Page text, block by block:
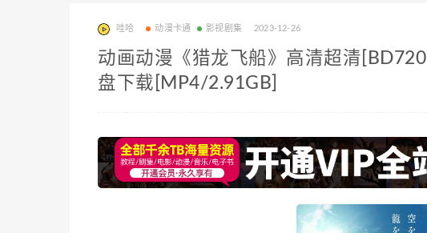
哇哈 动漫卡通 影视剧集 2023-12-26
动画动漫《猎龙飞船》高清超清
盘下载[MP4/2.91GB]